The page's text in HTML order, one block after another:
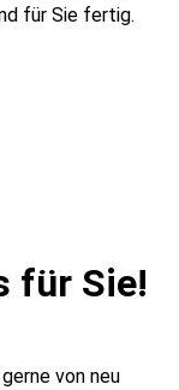
für Sie fertig.
für Sie!
von neu